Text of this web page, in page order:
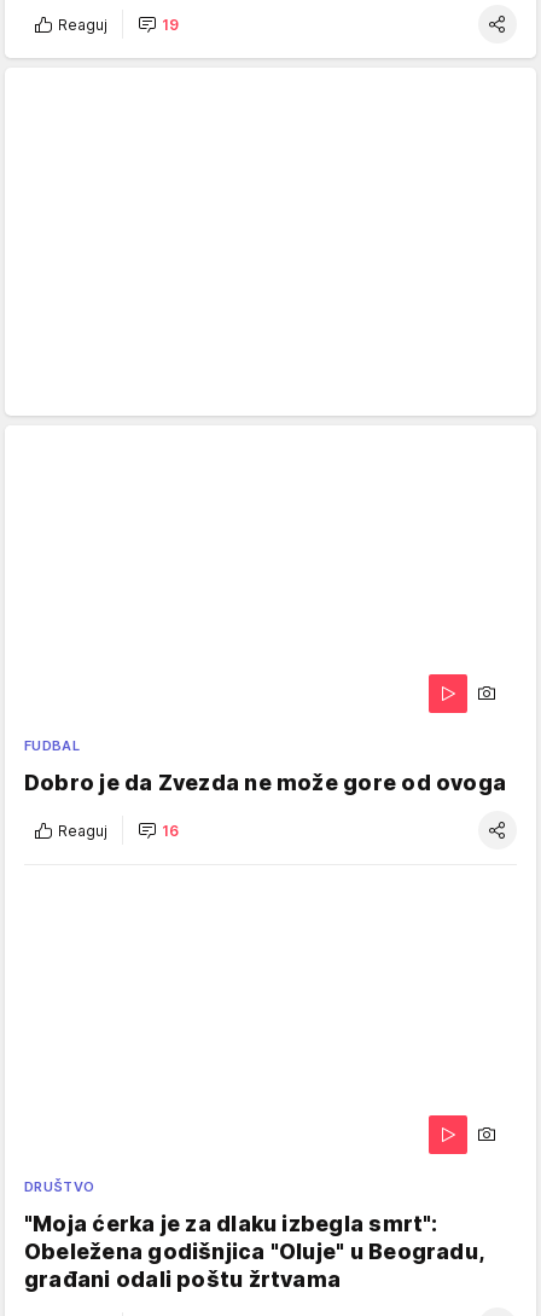
Reaguj 19
FUDBAL
Dobro je da Zvezda ne može gore od ovoga
Reaguj 16
DRUŠTVO
"Moja ćerka je za dlaku izbegla smrt":
Obeležena godišnjica "Oluje" u Beogradu,
građani odali poštu žrtvama